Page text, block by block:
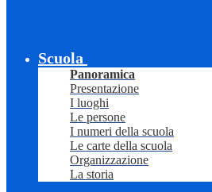
Scuola
Panoramica
Presentazione
I luoghi
Le persone
I numeri della scuola
Le carte della scuola
Organizzazione
La storia